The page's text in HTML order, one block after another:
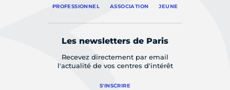
PROFESSIONNEL ASSOCIATION JEUNE
Les newsletters de Paris
Recevez directement par email
l'actualité de vos centres d'intérêt
S'INSCRIRE